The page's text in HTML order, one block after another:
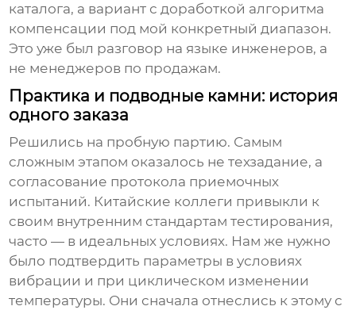
каталога, а вариант с доработкой алгоритма
компенсации под мой конкретный диапазон.
Это уже был разговор на языке инженеров, а
не менеджеров по продажам.
Практика и подводные камни: история
одного заказа
Решились на пробную партию. Самым
сложным этапом оказалось не техзадание, а
согласование протокола приемочных
испытаний. Китайские коллеги привыкли к
своим внутренним стандартам тестирования,
часто — в идеальных условиях. Нам же нужно
было подтвердить параметры в условиях
вибрации и при циклическом изменении
температуры. Они сначала отнеслись к этому с